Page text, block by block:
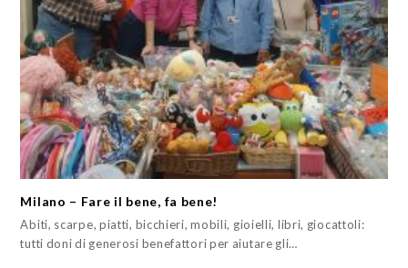
Milano – Fare il bene, fa bene!
Abiti, scarpe, piatti, bicchieri, mobili, gioielli, libri, giocattoli:
tutti doni di generosi benefattori per aiutare gli…